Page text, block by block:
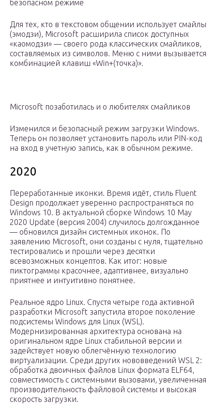
безопасном режиме
Для тех, кто в текстовом общении использует смайлы
(эмодзи), Microsoft расширила список доступных
«каомодзи» — своего рода классических смайликов,
составляемых из символов. Меню с ними вызывается
комбинацией клавиш «Win+(точка)».
Microsoft позаботилась и о любителях смайликов
Изменился и безопасный режим загрузки Windows.
Теперь он позволяет установить пароль или PIN-код
на вход в учетную запись, как в обычном режиме.
2020
Переработанные иконки. Время идёт, стиль Fluent
Design продолжает уверенно распространяться по
Windows 10. В актуальной сборке Windows 10 May
2020 Update (версия 2004) случилось долгожданное
— обновился дизайн системных иконок. По
заявлению Microsoft, они созданы с нуля, тщательно
тестировались и прошли через десятки
всевозможных концептов. Как итог: новые
пиктограммы красочнее, адаптивнее, визуально
приятнее и интуитивно понятнее.
Реальное ядро Linux. Спустя четыре года активной
разработки Microsoft запустила второе поколение
подсистемы Windows для Linux (WSL).
Модернизированная архитектура основана на
оригинальном ядре Linux стабильной версии и
задействует новую облегчённую технологию
виртуализации. Среди других нововведений WSL 2:
обработка двоичных файлов Linux формата ELF64,
совместимость с системными вызовами, увеличенная
производительность файловой системы и высокая
скорость загрузки.